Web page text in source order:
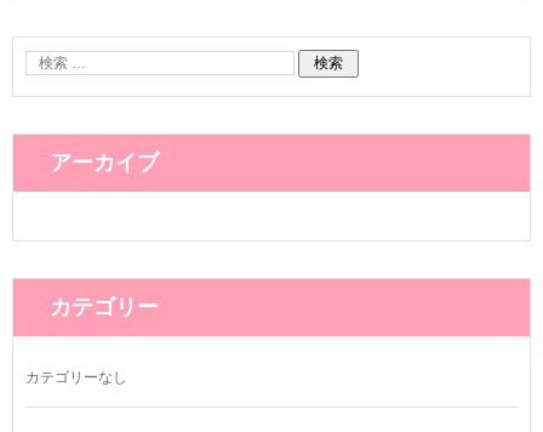
アーカイブ
カテゴリー
カテゴリーなし